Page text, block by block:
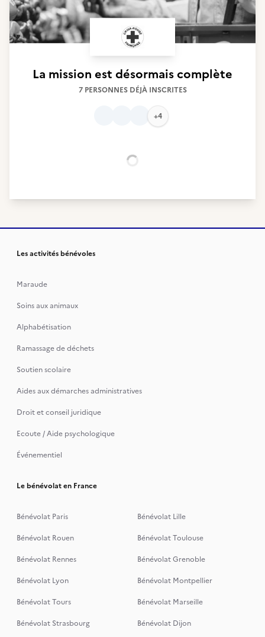
La mission est désormais complète
7 PERSONNES DÉJÀ INSCRITES
+4
Les activités bénévoles
Maraude
Soins aux animaux
Alphabétisation
Ramassage de déchets
Soutien scolaire
Aides aux démarches administratives
Droit et conseil juridique
Ecoute / Aide psychologique
Événementiel
Le bénévolat en France
Bénévolat Paris
Bénévolat Lille
Bénévolat Rouen
Bénévolat Toulouse
Bénévolat Rennes
Bénévolat Grenoble
Bénévolat Lyon
Bénévolat Montpellier
Bénévolat Tours
Bénévolat Marseille
Bénévolat Strasbourg
Bénévolat Dijon